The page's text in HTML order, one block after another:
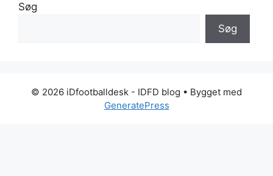
Søg
Søg
© 2026 iDfootballdesk - IDFD blog • Bygget med
GeneratePress